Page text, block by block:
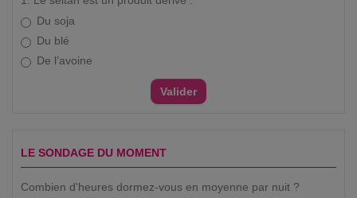
Du soja
Du blé
De l’avoine
LE SONDAGE DU MOMENT
Combien d'heures dormez-vous en moyenne par nuit ?